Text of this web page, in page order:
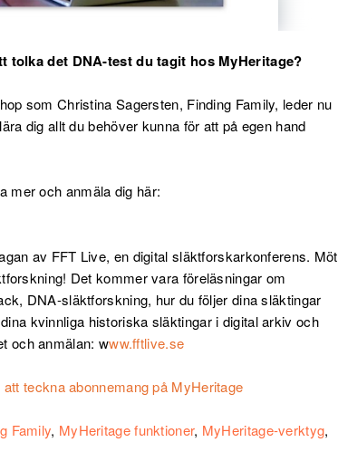
tolka det DNA-test du tagit hos MyHeritage?
som Christina Sagersten, Finding Family, leder nu
dig allt du behöver kunna för att på egen hand
mer och anmäla dig här:
av FFT Live, en digital släktforskarkonferens. Möt
Det kommer vara föreläsningar om
DNA-släktforskning, hur du följer dina släktingar
kvinnliga historiska släktingar i digital arkiv och
och anmälan: www.fftlive.se
teckna abonnemang på MyHeritage
Family, MyHeritage funktioner, MyHeritage-verktyg,